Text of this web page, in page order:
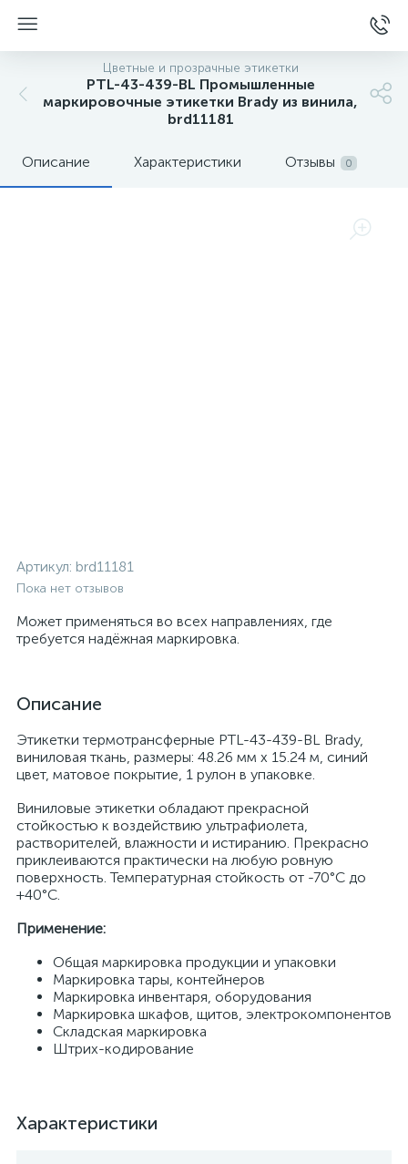
Цветные и прозрачные этикетки
PTL-43-439-BL Промышленные
маркировочные этикетки Brady из винила,
brd11181
Описание Характеристики Отзывы 0
Артикул: brd11181
Пока нет отзывов
Может применяться во всех направлениях, где
требуется надёжная маркировка.
Описание
Этикетки термотрансферные PTL-43-439-BL Brady,
виниловая ткань, размеры: 48.26 мм x 15.24 м, синий
цвет, матовое покрытие, 1 рулон в упаковке.
Виниловые этикетки обладают прекрасной
стойкостью к воздействию ультрафиолета,
растворителей, влажности и истиранию. Прекрасно
приклеиваются практически на любую ровную
поверхность. Температурная стойкость от -70°С до
+40°С.
Применение:
Общая маркировка продукции и упаковки
Маркировка тары, контейнеров
Маркировка инвентаря, оборудования
Маркировка шкафов, щитов, электрокомпонентов
Складская маркировка
Штрих-кодирование
Характеристики